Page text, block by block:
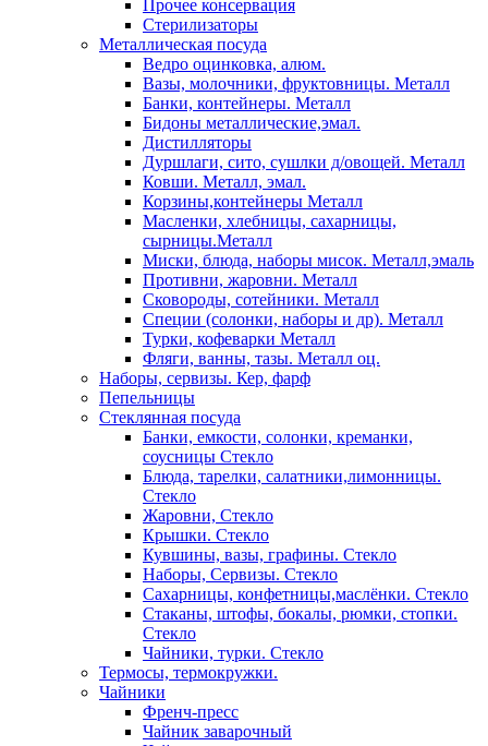
Прочее консервация
Стерилизаторы
Металлическая посуда
Ведро оцинковка, алюм.
Вазы, молочники, фруктовницы. Металл
Банки, контейнеры. Металл
Бидоны металлические,эмал.
Дистилляторы
Дуршлаги, сито, сушлки д/овощей. Металл
Ковши. Металл, эмал.
Корзины,контейнеры Металл
Масленки, хлебницы, сахарницы,
сырницы.Металл
Миски, блюда, наборы мисок. Металл,эмаль
Противни, жаровни. Металл
Сковороды, сотейники. Металл
Специи (солонки, наборы и др). Металл
Турки, кофеварки Металл
Фляги, ванны, тазы. Металл оц.
Наборы, сервизы. Кер, фарф
Пепельницы
Стеклянная посуда
Банки, емкости, солонки, креманки,
соусницы Стекло
Блюда, тарелки, салатники,лимонницы.
Стекло
Жаровни, Стекло
Крышки. Стекло
Кувшины, вазы, графины. Стекло
Наборы, Сервизы. Стекло
Сахарницы, конфетницы,маслёнки. Стекло
Стаканы, штофы, бокалы, рюмки, стопки.
Стекло
Чайники, турки. Стекло
Термосы, термокружки.
Чайники
Френч-пресс
Чайник заварочный